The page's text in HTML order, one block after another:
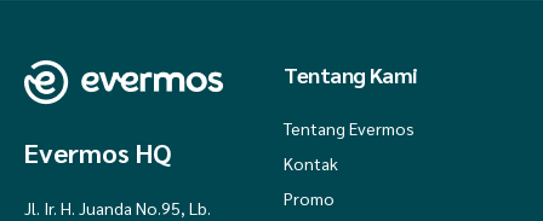
Evermos HQ
Jl. Ir. H. Juanda No.95, Lb.
Tentang Kami
Tentang Evermos
Kontak
Promo